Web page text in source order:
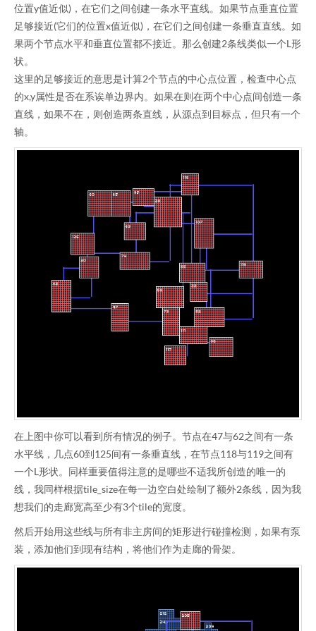
位置y值近似)，在它们之间创建一条水平直线。如果节点垂直位置
足够接近(它们的位置x值近似)，在它们之间创建一条垂直直线。如
果两个节点水平和垂直位置都不接近。那么创建2条线类似一个L形
状。
这里的足够接近的意思是计算2个节点的中心点位置，检查中心点
的x,y属性是否在系诶单边界内。如果在则在两个中心点间创造一条
直线，如果不在，则创造两条直线，从源点到目标点，但只有一个
轴。
在上图中你可以看到所有情况的例子。节点在47与62之间有一条
水平线，几点60到125间有一条垂直线，在节点118与119之间有
一个L形状。同样重要值得注意的是哪些不适我所创造的唯一的
线，我同样根据tile_size在每一边空白处绘制了额外2条线，因为我
想我们的走廊宽高至少有3个tile的宽度。
然后开始用这些线与所有非主房间的矩形进行碰撞检测，如果有泵
装，添加他们到现有结构，将他们作为走廊的骨架。